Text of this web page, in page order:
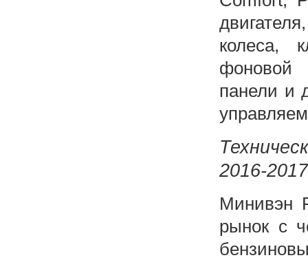
колеса,
фоновой
панели и
2016-2017
Минивэн
рынок с